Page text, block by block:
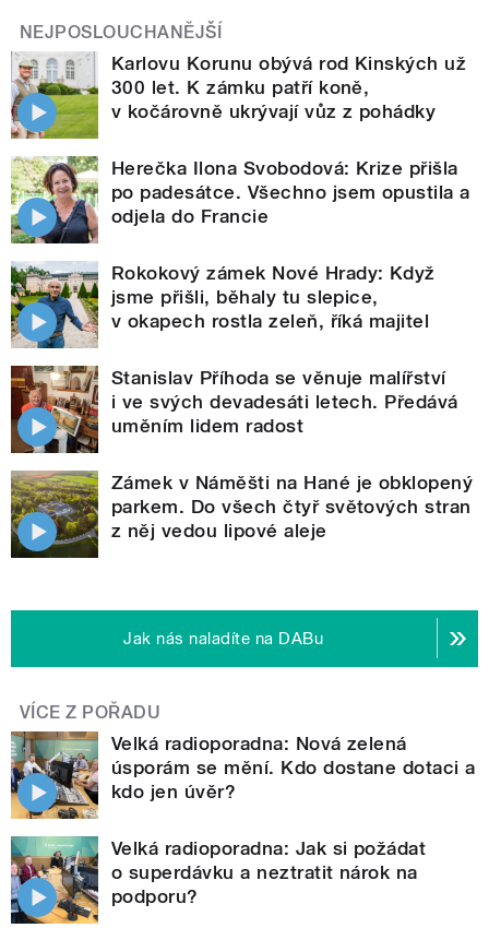
NEJPOSLOUCHANĚJŠÍ
Karlovu Korunu obývá rod Kinských už
300 let. K zámku patří koně,
v kočárovně ukrývají vůz z pohádky
Herečka Ilona Svobodová: Krize přišla
po padesátce. Všechno jsem opustila a
odjela do Francie
Rokokový zámek Nové Hrady: Když
jsme přišli, běhaly tu slepice,
v okapech rostla zeleň, říká majitel
Stanislav Příhoda se věnuje malířství
i ve svých devadesáti letech. Předává
uměním lidem radost
Zámek v Náměšti na Hané je obklopený
parkem. Do všech čtyř světových stran
z něj vedou lipové aleje
Jak nás naladíte na DABu
VÍCE Z POŘADU
Velká radioporadna: Nová zelená
úsporám se mění. Kdo dostane dotaci a
kdo jen úvěr?
Velká radioporadna: Jak si požádat
o superdávku a neztratit nárok na
podporu?